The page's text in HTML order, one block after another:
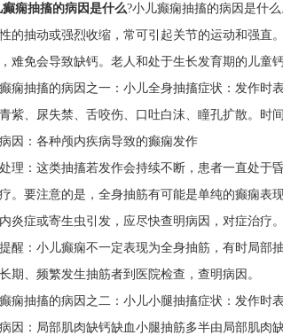
癫痫抽搐的病因是什么?小儿癫痫抽搐的病因是什
的抽动或强烈收缩，常可引起关节的运动和强直
难免会导致缺钙。老人和处于生长发育期的儿童
痫抽搐的病因之一：小儿全身抽搐症状：发作时
紫、尿失禁、舌咬伤、口吐白沫、瞳孔扩散。时
因：各种颅内疾病导致的癫痫发作
理：这类抽搐若发作会持续不断，患者一直处于
。要注意的是，全身抽筋有可能是单纯的癫痫表
炎症或寄生虫引发，应尽快查明病因，对症治疗。
醒：小儿癫痫不一定表现为全身抽筋，有时局部
期、频繁发生抽筋者到医院检查，查明病因。
痫抽搐的病因之二：小儿小腿抽搐症状：发作时
因：局部肌肉缺钙缺血小腿抽筋多半由局部肌肉